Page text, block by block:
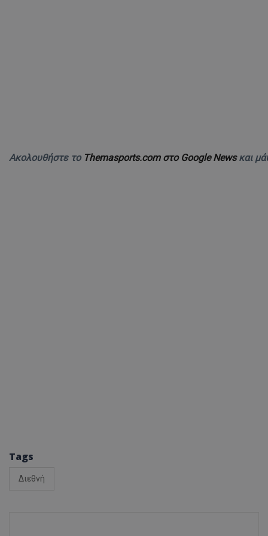
Ακολουθήστε το Themasports.com στο Google Newsκαι
Tags
Διεθνή